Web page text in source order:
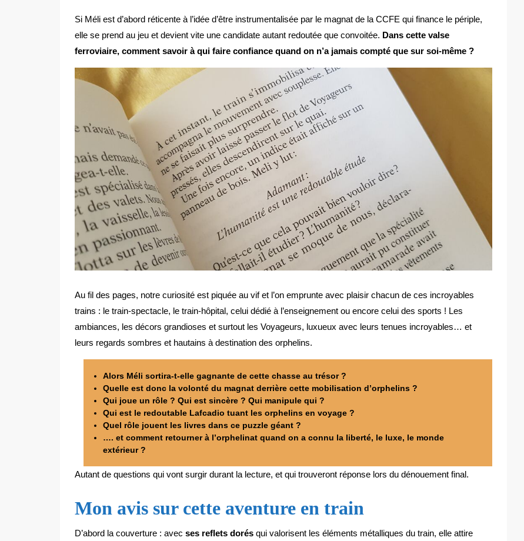
Si Méli est d’abord réticente à l’idée d’être instrumentalisée par le magnat de la CCFE qui finance le périple,
elle se prend au jeu et devient vite une candidate autant redoutée que convoitée. Dans cette valse
ferroviaire, comment savoir à qui faire confiance quand on n’a jamais compté que sur soi-même ?
Au fil des pages, notre curiosité est piquée au vif et l’on emprunte avec plaisir chacun de ces incroyables
trains : le train-spectacle, le train-hôpital, celui dédié à l’enseignement ou encore celui des sports ! Les
ambiances, les décors grandioses et surtout les Voyageurs, luxueux avec leurs tenues incroyables… et
leurs regards sombres et hautains à destination des orphelins.
Alors Méli sortira-t-elle gagnante de cette chasse au trésor ?
Quelle est donc la volonté du magnat derrière cette mobilisation d’orphelins ?
Qui joue un rôle ? Qui est sincère ? Qui manipule qui ?
Qui est le redoutable Lafcadio tuant les orphelins en voyage ?
Quel rôle jouent les livres dans ce puzzle géant ?
…. et comment retourner à l’orphelinat quand on a connu la liberté, le luxe, le monde
extérieur ?
Autant de questions qui vont surgir durant la lecture, et qui trouveront réponse lors du dénouement final.
Mon avis sur cette aventure en train
D’abord la couverture : avec ses reflets dorés qui valorisent les éléments métalliques du train, elle attire